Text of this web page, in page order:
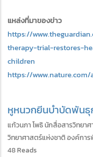
แหล่งที่มาของข่าว
https://
therapy-trial-restores-
children
https://
หูหนวกยีนบำบัดพันธุ
แก้วนภา โพธิ นักสื่อสารวิทย
วิทยาศาสตร์แห่งชาติ องค์กา
48 Reads